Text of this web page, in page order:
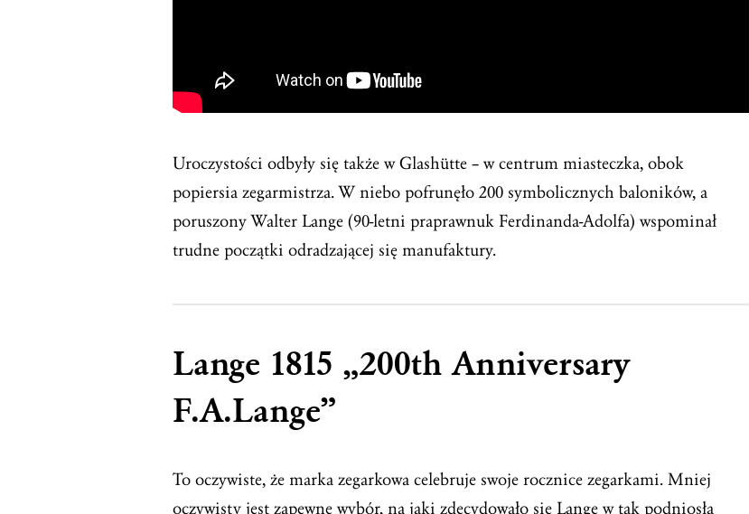
Uroczystości odbyły się także w Glashütte – w centrum miasteczka, obok
popiersia zegarmistrza. W niebo pofrunęło 200 symbolicznych baloników, a
poruszony Walter Lange (90-letni praprawnuk Ferdinanda-Adolfa) wspominał
trudne początki odradzającej się manufaktury.
Lange 1815 „200th Anniversary
F.A.Lange”
To oczywiste, że marka zegarkowa celebruje swoje rocznice zegarkami. Mniej
oczywisty jest zapewne wybór, na jaki zdecydowało się Lange w tak podniosłą